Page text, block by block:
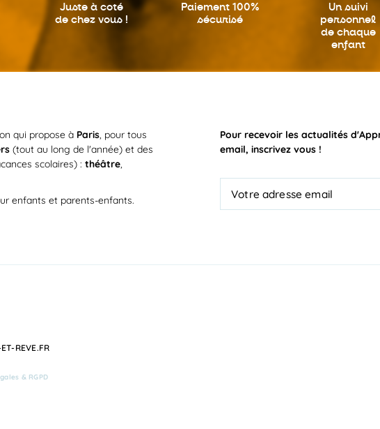
Juste à coté
de chez vous !
Paiement 100%
sécurisé
Un suivi
personnel
de chaque
enfant
qui propose à Paris, pour tous
(tout au long de l'année) et des
scolaires) :théâtre,
enfants et parents-enfants.
Pour recevoir les actualités
email, inscrivez vous !
REVE.FR
& RGPD